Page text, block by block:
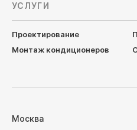
УСЛУГИ
Проектирование
Монтаж кондиционеров
Москва